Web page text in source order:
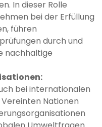
In dieser Rolle
bei der Erfüllung
führen
durch und
nachhaltige
bei internationalen
Nationen